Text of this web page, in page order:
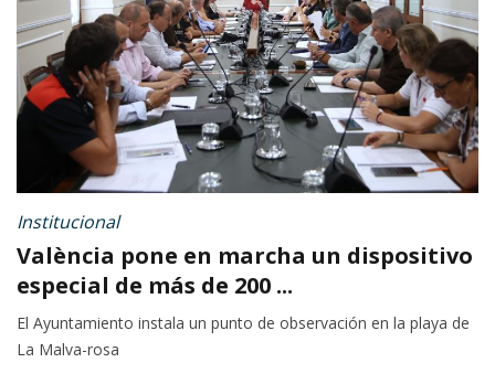
Institucional
València pone en marcha un dispositivo
especial de más de 200 ...
El Ayuntamiento instala un punto de observación en la playa de
La Malva-rosa